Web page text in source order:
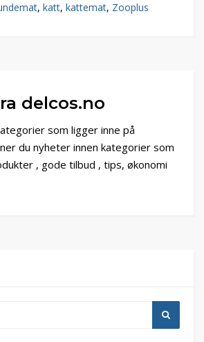
, katt, kattemat, Zooplus
delcos.no
som ligger inne på
du nyheter innen kategorier som
, gode tilbud , tips, økonomi